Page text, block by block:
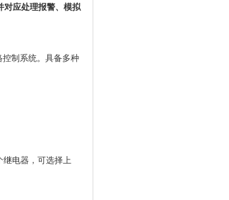
对应处理报警、模拟
制系统。具备多种
电器， 可选择上